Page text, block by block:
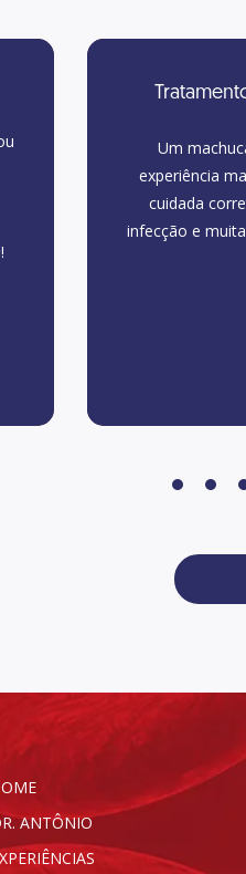
Um
experiência
cuidada
infecção e
ANTÔNIO